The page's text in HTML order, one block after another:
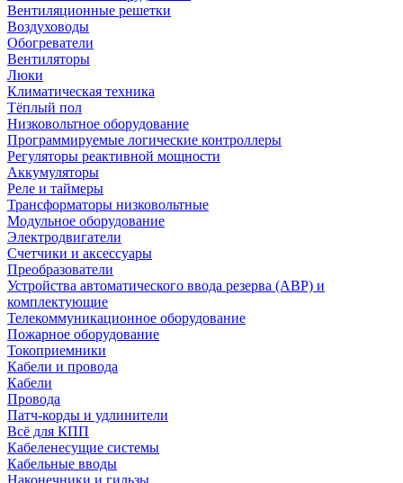
Вентиляционные решетки
Воздуховоды
Обогреватели
Вентиляторы
Люки
Климатическая техника
Тёплый пол
Низковольтное оборудование
Программируемые логические контроллеры
Регуляторы реактивной мощности
Аккумуляторы
Реле и таймеры
Трансформаторы низковольтные
Модульное оборудование
Электродвигатели
Счетчики и аксессуары
Преобразователи
Устройства автоматического ввода резерва (АВР) и
комплектующие
Телекоммуникационное оборудование
Пожарное оборудование
Токоприемники
Кабели и провода
Кабели
Провода
Патч-корды и удлинители
Всё для КПП
Кабеленесущие системы
Кабельные вводы
Наконечники и гильзы